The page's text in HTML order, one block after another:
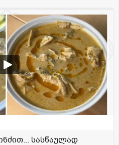
სასწაულად